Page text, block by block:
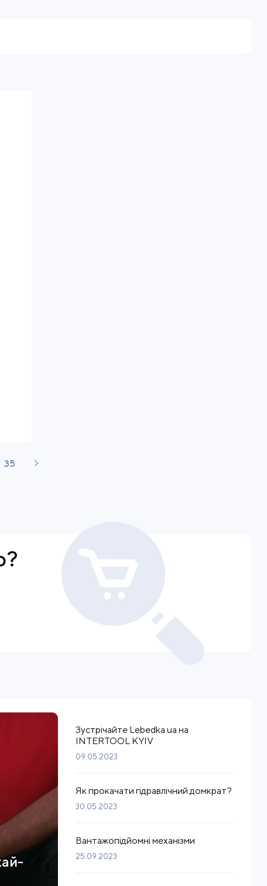
35
Зустрічайте Lebedka.ua на
INTERTOOL KYIV
09.05.2023
Як прокачати гідравлічний домкрат?
30.05.2023
Вантажопідйомні механізми
25.09.2023